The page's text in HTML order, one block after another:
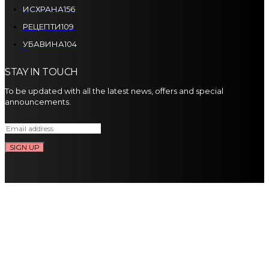
ИСХРАНА156
РЕЦЕПТИ109
УБАВИНА104
STAY IN TOUCH
To be updated with all the latest news, offers and special
announcements.
SIGN UP